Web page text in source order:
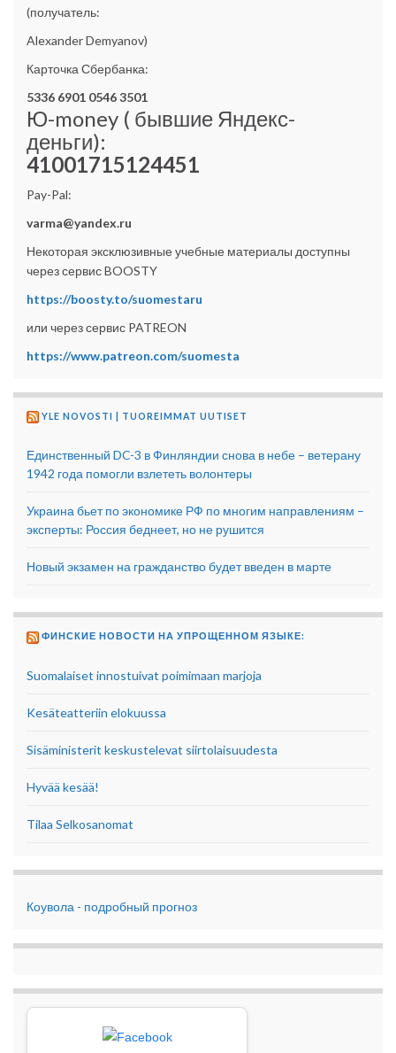
(получатель:
Alexander Demyanov)
Карточка Сбербанка:
5336 6901 0546 3501
Ю-money ( бывшие Яндекс-
деньги):
41001715124451
Pay-Pal:
varma@yandex.ru
Некоторая эксклюзивные учебные материалы доступны
через сервис BOOSTY
https://boosty.to/suomestaru
или через сервис PATREON
https://www.patreon.com/suomesta
YLE NOVOSTI | TUOREIMMAT UUTISET
Единственный DC-3 в Финляндии снова в небе – ветерану
1942 года помогли взлететь волонтеры
Украина бьет по экономике РФ по многим направлениям –
эксперты: Россия беднеет, но не рушится
Новый экзамен на гражданство будет введен в марте
ФИНСКИЕ НОВОСТИ НА УПРОЩЕННОМ ЯЗЫКЕ:
Suomalaiset innostuivat poimimaan marjoja
Kesäteatteriin elokuussa
Sisäministerit keskustelevat siirtolaisuudesta
Hyvää kesää!
Tilaa Selkosanomat
Коувола - подробный прогноз